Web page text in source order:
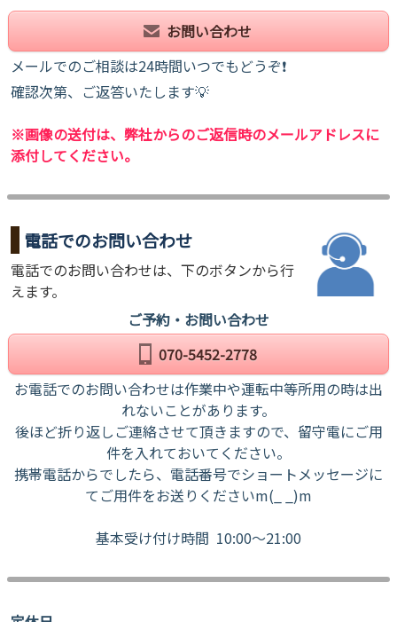
お問い合わせ
メールでのご相談は24時間いつでもどうぞ❗
確認次第、ご返答いたします💡
※画像の送付は、弊社からのご返信時のメールアドレスに
添付してください。
電話でのお問い合わせ
電話でのお問い合わせは、下のボタンから行
えます。
ご予約・お問い合わせ
070-5452-2778
お電話でのお問い合わせは作業中や運転中等所用の時は出
れないことがあります。
後ほど折り返しご連絡させて頂きますので、留守電にご用
件を入れておいてください。
携帯電話からでしたら、電話番号でショートメッセージに
てご用件をお送りくださいm(_ _)m
基本受け付け時間 10:00～21:00